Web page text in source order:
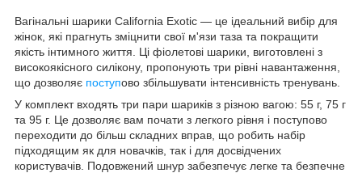
Вагінальні шарики California Exotic — це ідеальний вибір для
жінок, які прагнуть зміцнити свої м'язи таза та покращити
якість інтимного життя. Ці фіолетові шарики, виготовлені з
високоякісного силікону, пропонують три рівні навантаження,
що дозволяє поступово збільшувати інтенсивність тренувань.
У комплект входять три пари шариків з різною вагою: 55 г, 75 г
та 95 г. Це дозволяє вам почати з легкого рівня і поступово
переходити до більш складних вправ, що робить набір
підходящим як для новачків, так і для досвідчених
користувачів. Подовжений шнур забезпечує легке та безпечне